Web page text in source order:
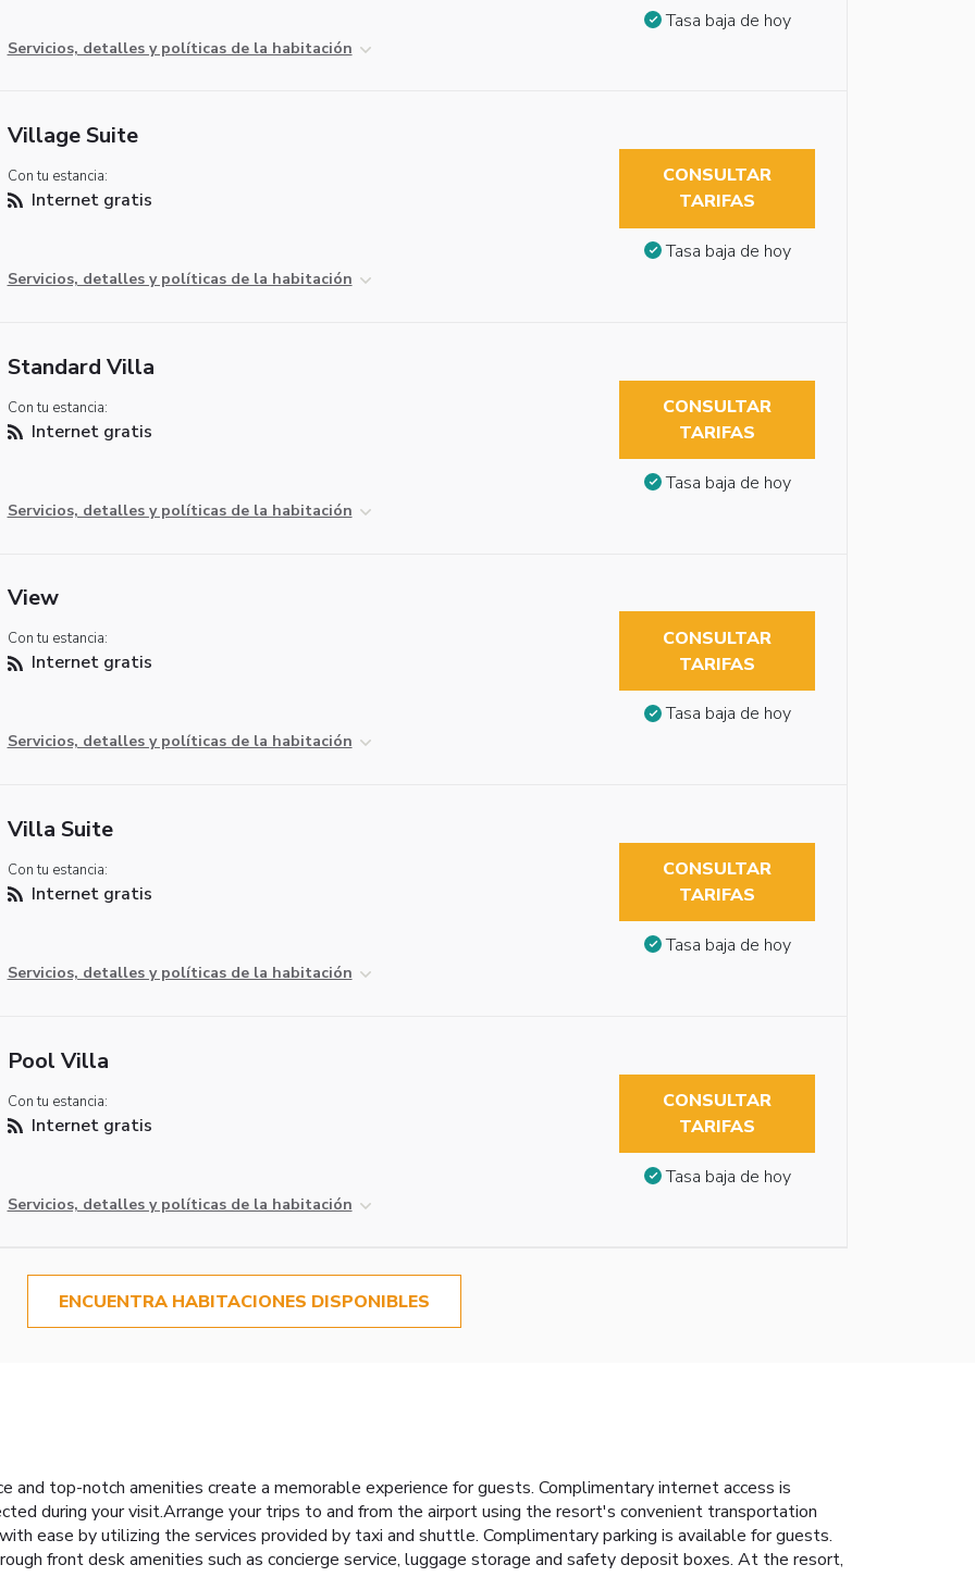
Servicios, detalles y políticas de la habitación
Tasa baja de hoy
Village Suite
Con tu estancia:
Internet gratis
Servicios, detalles y políticas de la habitación
CONSULTAR
TARIFAS
Tasa baja de hoy
Standard Villa
Con tu estancia:
Internet gratis
Servicios, detalles y políticas de la habitación
CONSULTAR
TARIFAS
Tasa baja de hoy
View
Con tu estancia:
Internet gratis
Servicios, detalles y políticas de la habitación
CONSULTAR
TARIFAS
Tasa baja de hoy
Villa Suite
Con tu estancia:
Internet gratis
Servicios, detalles y políticas de la habitación
CONSULTAR
TARIFAS
Tasa baja de hoy
Pool Villa
Con tu estancia:
Internet gratis
Servicios, detalles y políticas de la habitación
CONSULTAR
TARIFAS
Tasa baja de hoy
ENCUENTRA HABITACIONES DISPONIBLES
top-notch amenities create a memorable experience for guests. Complimentary internet access is
during your visit.Arrange your trips to and from the airport using the resort's convenient transportation
ease by utilizing the services provided by taxi and shuttle. Complimentary parking is available for guests.
front desk amenities such as concierge service, luggage storage and safety deposit boxes. At the resort,